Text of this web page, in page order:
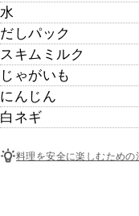
水
だしパック
スキムミルク
じゃがいも
にんじん
白ネギ
料理を安全に楽しむための